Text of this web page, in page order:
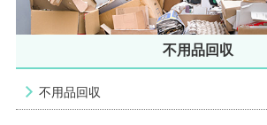
不用品回収
不用品回収